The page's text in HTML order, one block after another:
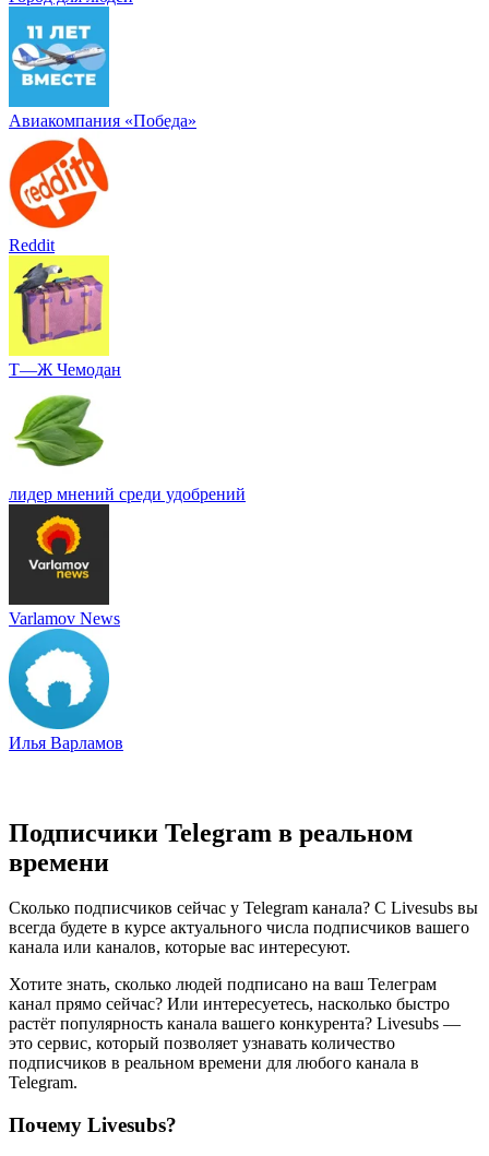
Авиакомпания «Победа»
Reddit
Т—Ж Чемодан
лидер мнений среди удобрений
Varlamov News
Илья Варламов
Подписчики Telegram в реальном
времени
Сколько подписчиков сейчас у Telegram канала? С Livesubs вы
всегда будете в курсе актуального числа подписчиков вашего
канала или каналов, которые вас интересуют.
Хотите знать, сколько людей подписано на ваш Телеграм
канал прямо сейчас? Или интересуетесь, насколько быстро
растёт популярность канала вашего конкурента? Livesubs —
это сервис, который позволяет узнавать количество
подписчиков в реальном времени для любого канала в
Telegram.
Почему Livesubs?